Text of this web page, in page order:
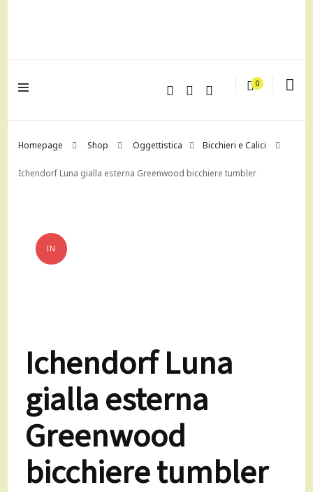
0
Homepage Shop Oggettistica Bicchieri e Calici
Ichendorf Luna gialla esterna Greenwood bicchiere tumbler
IN
Ichendorf Luna
gialla esterna
Greenwood
bicchiere tumbler